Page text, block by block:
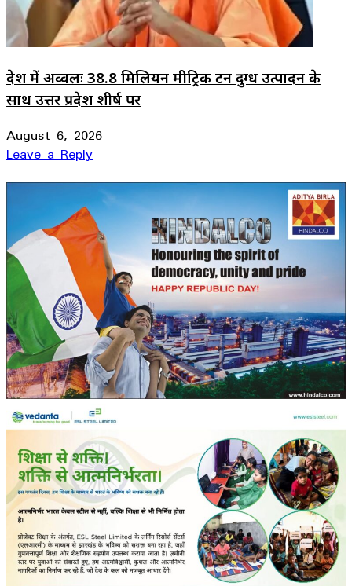
देश में अव्वलः 38.8 मिलियन मीट्रिक टन दुग्ध उत्पादन के
साथ उत्तर प्रदेश शीर्ष पर
August 6, 2026
Leave a Reply